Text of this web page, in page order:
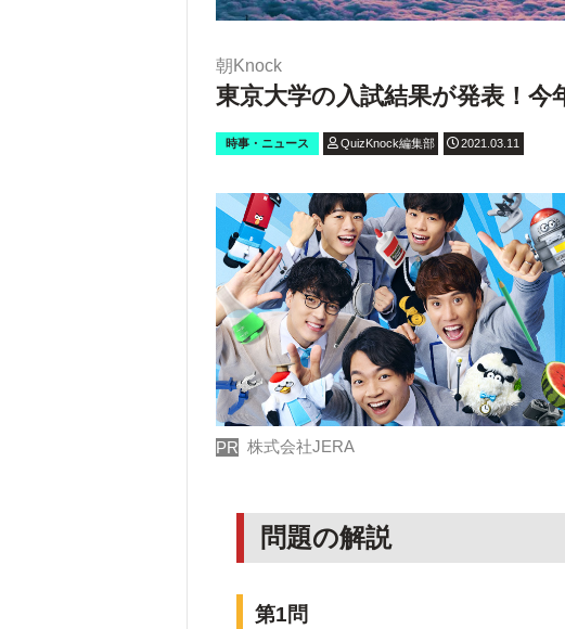
朝Knock
東京大学の入試結果が発表！今
時事・ニュース QuizKnock編集部 2021.03.11
PR 株式会社JERA
問題の解説
第1問